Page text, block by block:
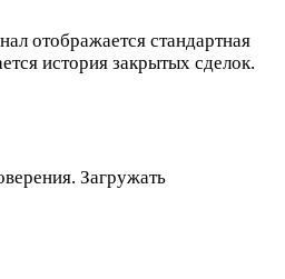
отображается стандартная
история закрытых сделок.
Загружать